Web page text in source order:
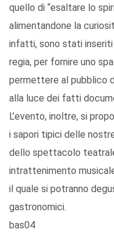
quello di “esaltare lo
alimentandone la
infatti, sono stati
regia, per fornire uno
permettere al pubblico
alla luce dei fatti
L’evento, inoltre, si
i sapori tipici delle
dello spettacolo
intrattenimento
il quale si potranno
gastronomici.
bas04